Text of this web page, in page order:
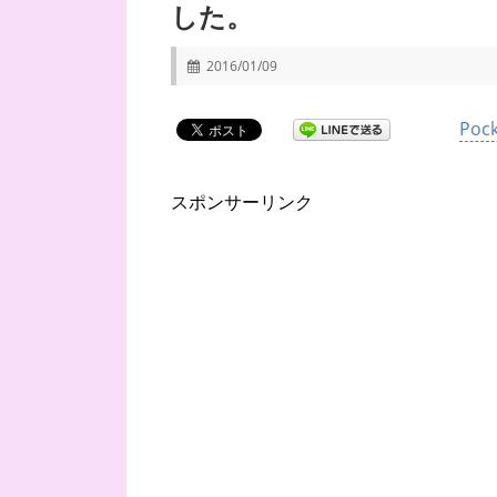
した。
2016/01/09
スポンサーリンク